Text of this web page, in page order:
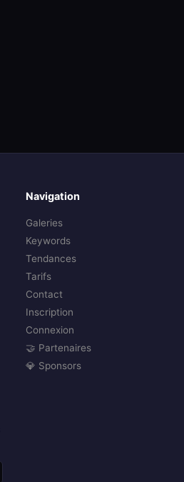
Navigation
Galeries
Keywords
Tendances
Tarifs
Contact
Inscription
Connexion
🤝 Partenaires
💎 Sponsors